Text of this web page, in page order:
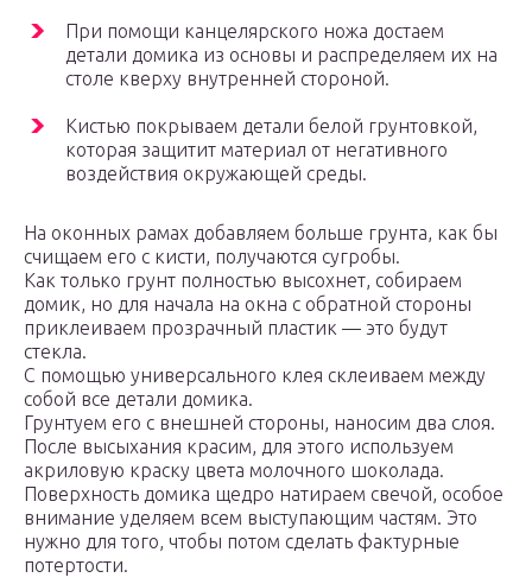
При помощи канцелярского ножа достаем
детали домика из основы и распределяем их на
столе кверху внутренней стороной.
Кистью покрываем детали белой грунтовкой,
которая защитит материал от негативного
воздействия окружающей среды.
На оконных рамах добавляем больше грунта, как бы
счищаем его с кисти, получаются сугробы.
Как только грунт полностью высохнет, собираем
домик, но для начала на окна с обратной стороны
приклеиваем прозрачный пластик — это будут
стекла.
С помощью универсального клея склеиваем между
собой все детали домика.
Грунтуем его с внешней стороны, наносим два слоя.
После высыхания красим, для этого используем
акриловую краску цвета молочного шоколада.
Поверхность домика щедро натираем свечой, особое
внимание уделяем всем выступающим частям. Это
нужно для того, чтобы потом сделать фактурные
потертости.